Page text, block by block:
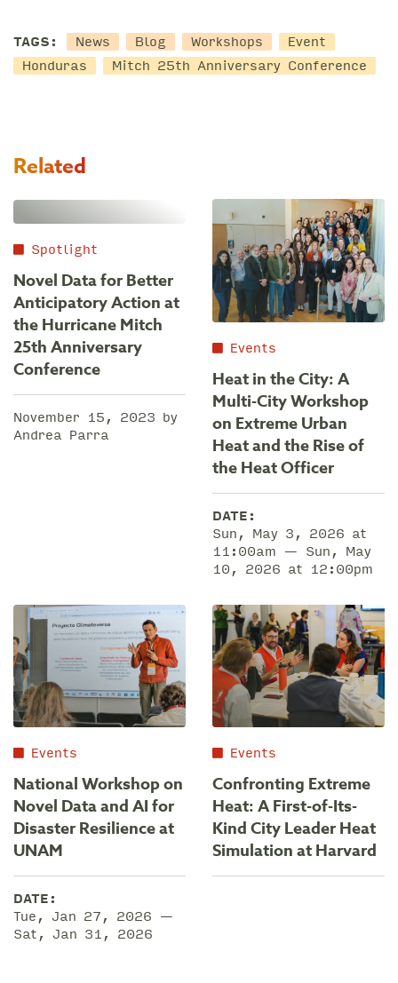
TAGS: News Blog Workshops
Event
Honduras
Mitch 25th Anniversary Conference
Related
Spotlight
Novel Data for Better
Anticipatory Action at
the Hurricane Mitch
25th Anniversary
Conference
November 15, 2023 by
Andrea Parra
Events
Heat in the City: A
Multi-City Workshop
on Extreme Urban
Heat and the Rise of
the Heat Officer
DATE:
Sun, May 3, 2026 at
11:00am — Sun, May
10, 2026 at 12:00pm
Events
National Workshop on
Novel Data and AI for
Disaster Resilience at
UNAM
DATE:
Tue, Jan 27, 2026 —
Sat, Jan 31, 2026
Events
Confronting Extreme
Heat: A First-of-Its-
Kind City Leader Heat
Simulation at Harvard